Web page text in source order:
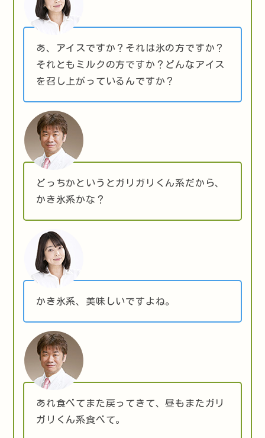
あ、アイスですか？それは氷の方ですか？
それともミルクの方ですか？どんなアイス
を召し上がっているんですか？
どっちかというとガリガリくん系だから、
かき氷系かな？
かき氷系、美味しいですよね。
あれ食べてまた戻ってきて、昼もまたガリ
ガリくん系食べて。